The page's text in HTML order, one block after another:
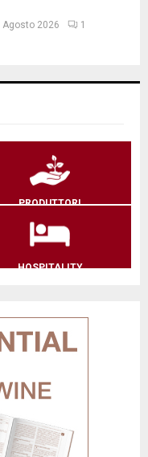
Agosto 2026 1
PRODUTTORI
HOSPITALITY